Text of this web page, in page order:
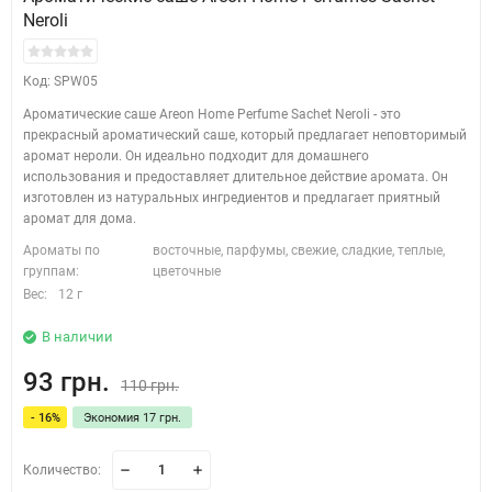
Neroli
Код: SPW05
Ароматические саше Areon Home Perfume Sachet Neroli - это
прекрасный ароматический саше, который предлагает неповторимый
аромат нероли. Он идеально подходит для домашнего
использования и предоставляет длительное действие аромата. Он
изготовлен из натуральных ингредиентов и предлагает приятный
аромат для дома.
Ароматы по
группам:
восточные, парфумы, свежие, сладкие, теплые,
цветочные
Вес:
12 г
В наличии
93 грн. 110 грн.
- 16% Экономия 17 грн.
Количество: